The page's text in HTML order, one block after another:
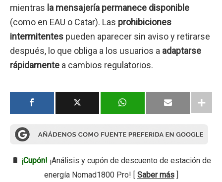
mientras la mensajería permanece disponible
(como en EAU o Catar). Las prohibiciones
intermitentes pueden aparecer sin aviso y retirarse
después, lo que obliga a los usuarios a adaptarse
rápidamente a cambios regulatorios.
🔋 ¡Cupón! ¡Análisis y cupón de descuento de estación de
energía Nomad1800 Pro! [ Saber más]